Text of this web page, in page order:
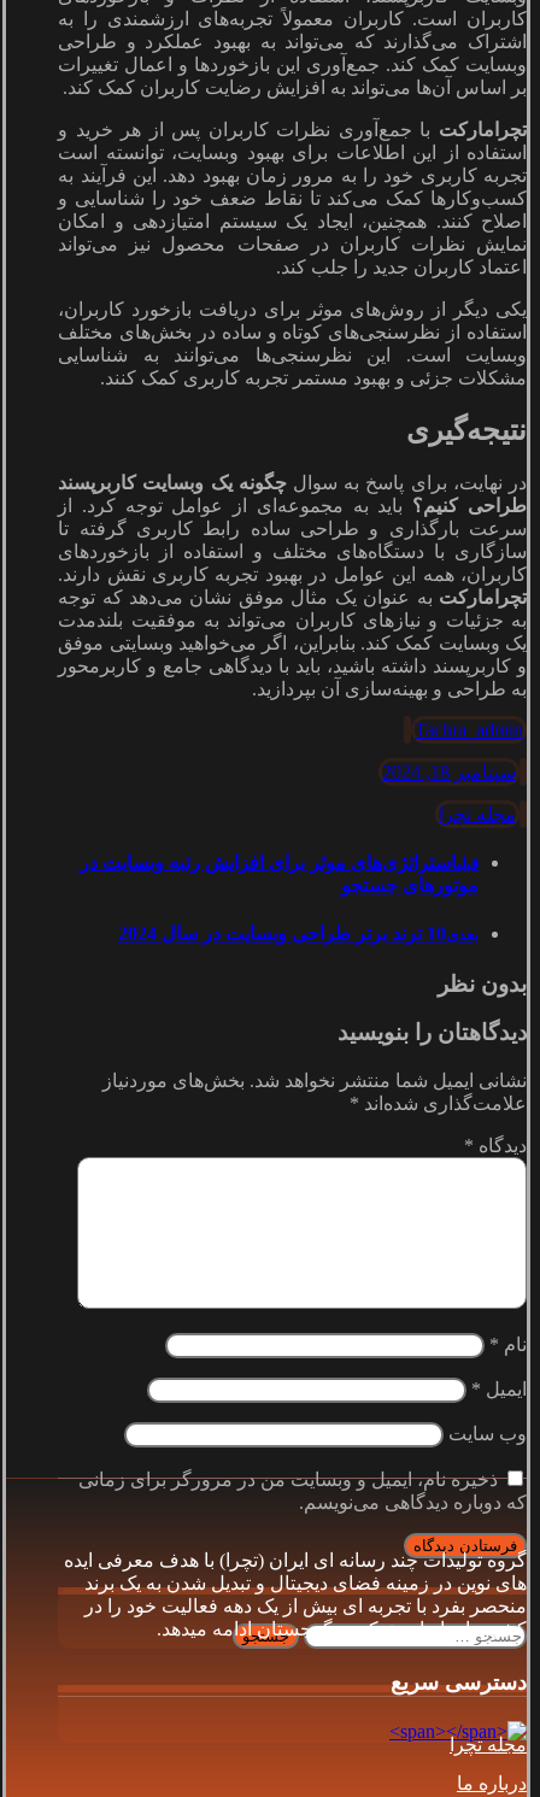
کاربران است. کاربران معمولاً تجربه‌های ارزشمندی را به
اشتراک می‌گذارند که می‌تواند به بهبود عملکرد و طراحی
وبسایت کمک کند. جمع‌آوری این بازخوردها و اعمال تغییرات
بر اساس آن‌ها می‌تواند به افزایش رضایت کاربران کمک کند.
تچرامارکت با جمع‌آوری نظرات کاربران پس از هر خرید و
استفاده از این اطلاعات برای بهبود وبسایت، توانسته است
تجربه کاربری خود را به مرور زمان بهبود دهد. این فرآیند به
کسب‌وکارها کمک می‌کند تا نقاط ضعف خود را شناسایی و
اصلاح کنند. همچنین، ایجاد یک سیستم امتیازدهی و امکان
نمایش نظرات کاربران در صفحات محصول نیز می‌تواند
اعتماد کاربران جدید را جلب کند.
یکی دیگر از روش‌های موثر برای دریافت بازخورد کاربران،
استفاده از نظرسنجی‌های کوتاه و ساده در بخش‌های مختلف
وبسایت است. این نظرسنجی‌ها می‌توانند به شناسایی
مشکلات جزئی و بهبود مستمر تجربه کاربری کمک کنند.
نتیجه‌گیری
در نهایت، برای پاسخ به سوالچگونه یک وبسایت کاربرپسند
طراحی کنیم؟ باید به مجموعه‌ای از عوامل توجه کرد. از
سرعت بارگذاری و طراحی ساده رابط کاربری گرفته تا
سازگاری با دستگاه‌های مختلف و استفاده از بازخوردهای
کاربران، همه این عوامل در بهبود تجربه کاربری نقش دارند.
تچرامارکت به عنوان یک مثال موفق نشان می‌دهد که توجه
به جزئیات و نیازهای کاربران می‌تواند به موفقیت بلندمدت
یک وبسایت کمک کند. بنابراین، اگر می‌خواهید وبسایتی موفق
و کاربرپسند داشته باشید، باید با دیدگاهی جامع و کاربرمحور
به طراحی و بهینه‌سازی آن بپردازید.
Tachra_admin
سپتامبر 18, 2024
مجله تچرا
قبلیاستراتژی‌های موثر برای افزایش رتبه وبسایت در
موتورهای جستجو
بعدی10 ترند برتر طراحی وبسایت در سال 2024
بدون نظر
دیدگاهتان را بنویسید
نشانی ایمیل شما منتشر نخواهد شد. بخش‌های موردنیاز
علامت‌گذاری شده‌اند *
دیدگاه *
نام *
ایمیل *
وب‌ سایت
ذخیره نام، ایمیل و وبسایت من در مرورگر برای زمانی
که دوباره دیدگاهی می‌نویسم.
جستجو
گروه توليدات چند رسانه اى ايران (تچرا) با هدف معرفى ايده
هاى نوين در زمينه فضاى ديجيتال و تبديل شدن به يک برند
منحصر بفرد با تجربه اى بيش از يک دهه فعاليت خود را در
كشورهاى ايران، تركيه و گرجستان ادامه ميدهد.
دسترسی سریع
مجله تچرا
درباره ما